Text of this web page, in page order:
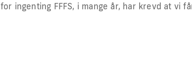
ingenting FFFS, i mange år, har krevd at vi